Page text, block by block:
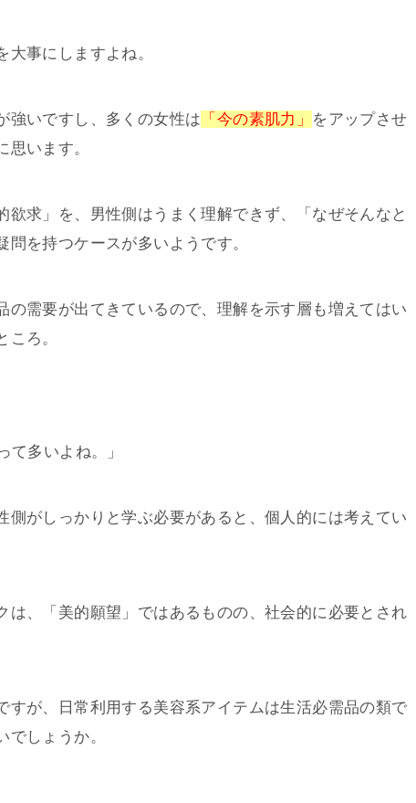
事にしますよね。
強いですし、多くの女性は 「今の素肌力」 をアップさせ
います。
欲求」を、男性側はうまく理解できず、「なぜそんなと
を持つケースが多いようです。
の需要が出てきているので、理解を示す層も増えてはい
ろ。
多いよね。」
側がしっかりと学ぶ必要があると、個人的には考えてい
は、「美的願望」ではあるものの、社会的に必要とされ
すが、日常利用する美容系アイテムは生活必需品の類で
しょうか。